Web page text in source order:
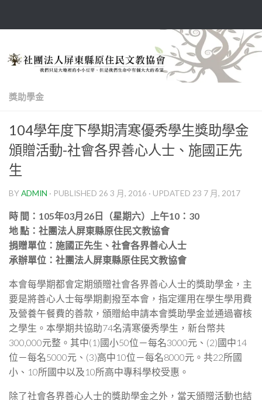
獎助學金
104學年度下學期清寒優秀學生獎助學金
頒贈活動-社會各界善心人士、施國正先
生
BYADMIN · PUBLISHED 26 3 月, 2016 · UPDATED 23 7 月, 2017
時 間：105年03月26日（星期六）上午10：30
地 點：社團法人屏東縣原住民文教協會
捐贈單位：施國正先生、社會各界善心人士
承辦單位：社團法人屏東縣原住民文教協會
本會每學期都會定期頒贈社會各界善心人士的獎助學金，主
要是將善心人士每學期劃撥至本會，指定運用在學生學用費
及營養午餐費的善款，頒贈給申請本會獎助學金並通過審核
之學生。本學期共協助74名清寒優秀學生，新台幣共
300,000元整。其中(1)國小50位－每名3000元、(2)國中14
位－每名5000元、(3)高中10位－每名8000元。共22所國
小、10所國中以及10所高中專科學校受惠。
除了社會各界善心人士的獎助學金之外，當天頒贈活動也結